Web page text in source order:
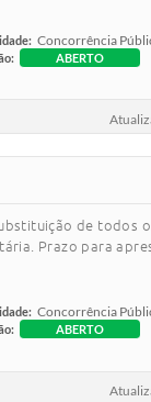
Concorrência
ABERTO
de todos
Prazo para
Concorrência
ABERTO